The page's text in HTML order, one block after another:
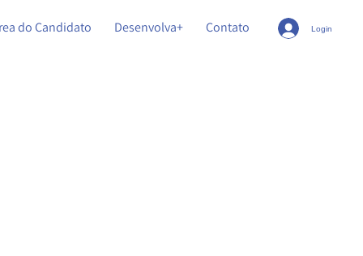
do Candidato Desenvolva+ Contato Login